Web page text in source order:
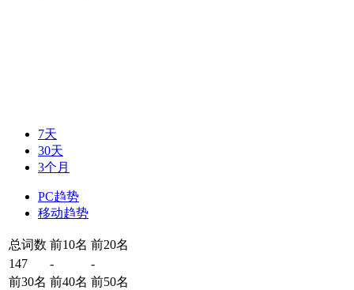
7天
30天
3个月
PC趋势
移动趋势
总词数 前10名 前20名
147
-
-
前30名 前40名 前50名